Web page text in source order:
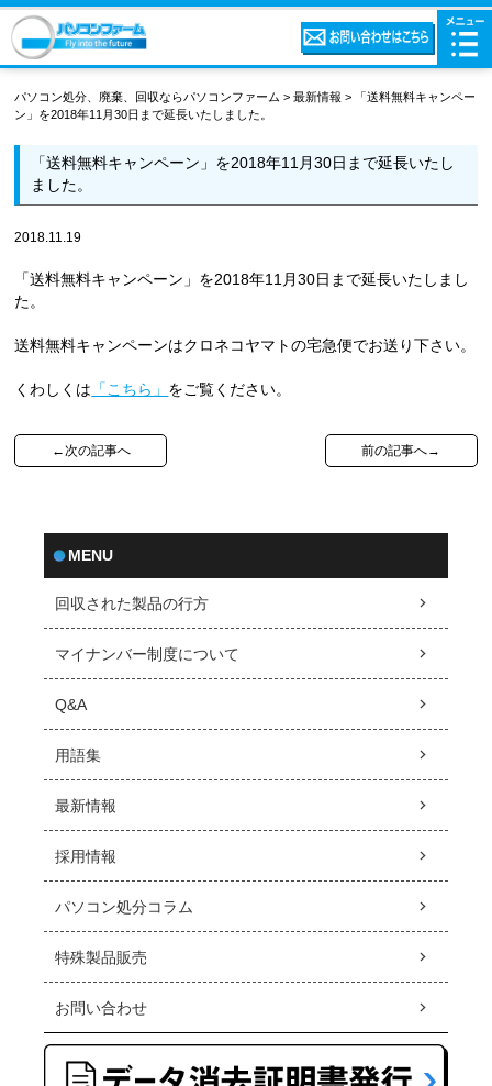
パソコン処分、廃棄、回収ならパソコンファーム>最新情報 >
「送料無料キャンペー
ン」を2018年11月30日まで延長いたしました。
「送料無料キャンペーン」を2018年11月30日まで延長いたし
ました。
2018.11.19
「送料無料キャンペーン」を2018年11月30日まで延長いたしまし
た。
送料無料キャンペーンはクロネコヤマトの宅急便でお送り下さい。
くわしくは 「こちら」 をご覧ください。
前の記事へ→
←次の記事へ
MENU
回収された製品の行方
マイナンバー制度について
Q&A
用語集
最新情報
採用情報
パソコン処分コラム
特殊製品販売
お問い合わせ